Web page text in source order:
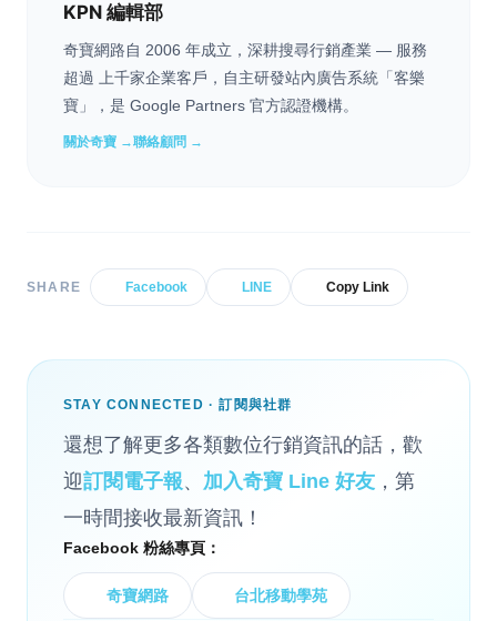
KPN 編輯部
奇寶網路自 2006 年成立，深耕搜尋行銷產業 — 服務
超過 上千家企業客戶，自主研發站內廣告系統「客樂
寶」，是 Google Partners 官方認證機構。
關於奇寶 →聯絡顧問 →
SHARE Facebook LINE Copy Link
STAY CONNECTED · 訂閱與社群
還想了解更多各類數位行銷資訊的話，歡
迎訂閱電子報、 加入奇寶 Line 好友 ，第
一時間接收最新資訊！
Facebook 粉絲專頁：
奇寶網路 台北移動學苑